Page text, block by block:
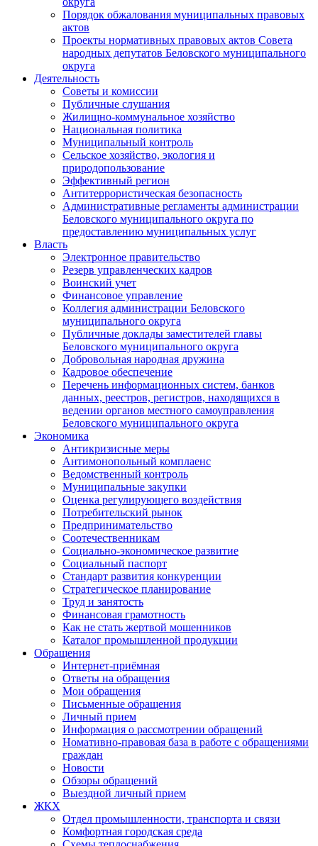
Порядок обжалования муниципальных правовых
актов
Проекты нормативных правовых актов Совета
народных депутатов Беловского муниципального
округа
Деятельность
Советы и комиссии
Публичные слушания
Жилищно-коммунальное хозяйство
Национальная политика
Муниципальный контроль
Сельское хозяйство, экология и
природопользование
Эффективный регион
Антитеррористическая безопасность
Административные регламенты администрации
Беловского муниципального округа по
предоставлению муниципальных услуг
Власть
Электронное правительство
Резерв управленческих кадров
Воинский учет
Финансовое управление
Коллегия администрации Беловского
муниципального округа
Публичные доклады заместителей главы
Беловского муниципального округа
Добровольная народная дружина
Кадровое обеспечение
Перечень информационных систем, банков
данных, реестров, регистров, находящихся в
ведении органов местного самоуправления
Беловского муниципального округа
Экономика
Антикризисные меры
Антимонопольный комплаенс
Ведомственный контроль
Муниципальные закупки
Оценка регулирующего воздействия
Потребительский рынок
Предпринимательство
Соотечественникам
Социально-экономическое развитие
Социальный паспорт
Стандарт развития конкуренции
Стратегическое планирование
Труд и занятость
Финансовая грамотность
Как не стать жертвой мошенников
Каталог промышленной продукции
Обращения
Интернет-приёмная
Ответы на обращения
Мои обращения
Письменные обращения
Личный прием
Информация о рассмотрении обращений
Номативно-правовая база в работе с обращениями
граждан
Новости
Обзоры обращений
Выездной личный прием
ЖКХ
Отдел промышленности, транспорта и связи
Комфортная городская среда